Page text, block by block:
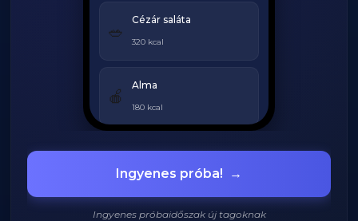
🥗
Cézár saláta
320 kcal
🍎
Alma
180 kcal
Grillezett csirke
420 kcal
Ingyenes próba! →
Ingyenes próbaidőszak új tagoknak